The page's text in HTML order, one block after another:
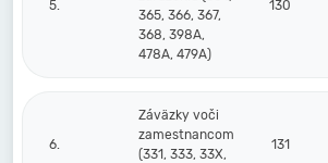
5.
365, 366, 367,
368, 398A,
478A, 479A)
130
6.
Záväzky voči
zamestnancom
(331, 333, 33X,
131